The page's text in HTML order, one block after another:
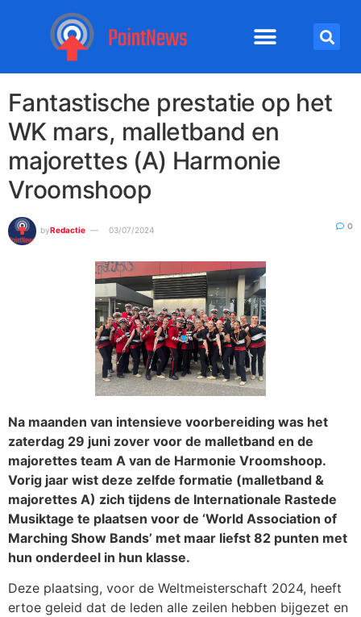
Fantastische prestatie op het
WK mars, malletband en
majorettes (A) Harmonie
Vroomshoop
byRedactie 03/07/2024 0
Na maanden van intensieve voorbereiding was het
zaterdag 29 juni zover voor de malletband en de
majorettes team A van de Harmonie Vroomshoop.
Vorig jaar wist deze zelfde formatie (malletband &
majorettes A) zich tijdens de Internationale Rastede
Musiktage te plaatsen voor de ‘World Association of
Marching Show Bands’ met maar liefst 82 punten met
hun onderdeel in hun klasse.
Deze plaatsing, voor de Weltmeisterschaft 2024, heeft
ertoe geleid dat de leden alle zeilen hebben bijgezet en